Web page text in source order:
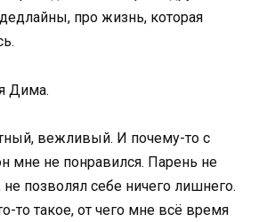
про жизнь, которая
Дима.
вежливый. И почему-то с
мне не понравился. Парень не
не позволял себе ничего лишнего.
то такое, от чего мне всё время